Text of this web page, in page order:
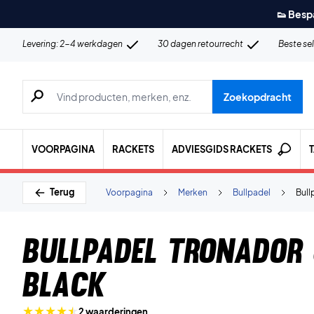
👟
Levering: 2-4 werkdagen 30 dagen retourrecht Beste
Zoeken naar producten, merken etc.
Zoekopdracht
VOORPAGINA RACKETS ADVIESGIDS RACKETS
Terug Bullpadel
Merken
Voorpagina
Bullpadel Tronador
Black